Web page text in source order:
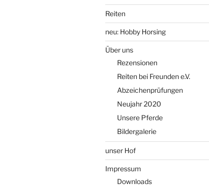
Reiten
neu: Hobby Horsing
Über uns
Rezensionen
Reiten bei Freunden e.V.
Abzeichenprüfungen
Neujahr 2020
Unsere Pferde
Bildergalerie
unser Hof
Impressum
Downloads